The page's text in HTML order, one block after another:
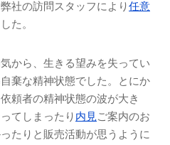
社の訪問スタッフにより任意
た。
から、生きる望みを失ってい
棄な精神状態でした。とにか
頼者の精神状態の波が大き
てしまったり 内見ご案内のお
たりと販売活動が思うように